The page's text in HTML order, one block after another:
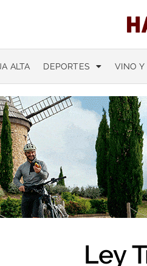
ALTA DEPORTES VINO Y
Ley